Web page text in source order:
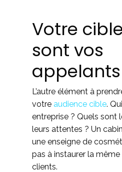
Votre
sont vos
appelants
L’autre élément à
votre audience cible.
entreprise ? Quels sont
leurs attentes ? Un
une enseigne de
pas à instaurer la
clients.